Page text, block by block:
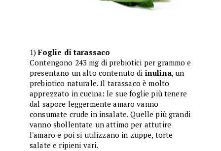
1)Foglie di tarassaco
Contengono 243 mg di prebiotici per grammo e
presentano un alto contenuto di inulina, un
prebiotico naturale. Il tarassaco è molto
apprezzato in cucina: le sue foglie più tenere
dal sapore leggermente amaro vanno
consumate crude in insalate. Quelle più grandi
vanno sbollentate un attimo per attutire
l'amaro e poi si utilizzano in zuppe, torte
salate e ripieni vari.